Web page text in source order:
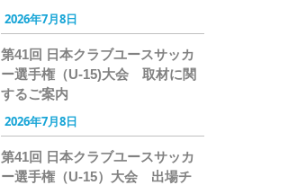
2026年7月8日
第41回 日本クラブユースサッカ
ー選手権（U-15)大会 取材に関
するご案内
2026年7月8日
第41回 日本クラブユースサッカ
ー選手権（U-15）大会 出場チ